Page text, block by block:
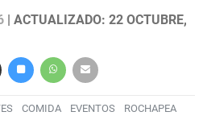
| ACTUALIZADO: 22 OCTUBRE,
COMIDA EVENTOS ROCHAPEA